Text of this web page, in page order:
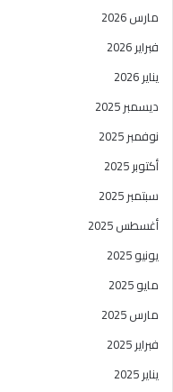
مارس 2026
فبراير 2026
يناير 2026
ديسمبر 2025
نوفمبر 2025
أكتوبر 2025
سبتمبر 2025
أغسطس 2025
يونيو 2025
مايو 2025
مارس 2025
فبراير 2025
يناير 2025